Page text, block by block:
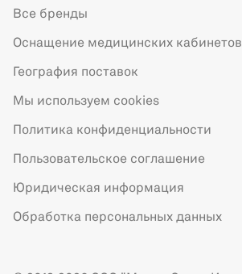
Все бренды
Оснащение медицинских кабинетов
География поставок
Мы используем cookies
Политика конфиденциальности
Пользовательское соглашение
Юридическая информация
Обработка персональных данных